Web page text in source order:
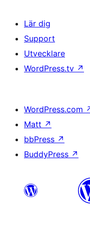
Lär dig
Support
Utvecklare
WordPress.tv ↗
WordPress.com
Matt ↗
bbPress ↗
BuddyPress ↗